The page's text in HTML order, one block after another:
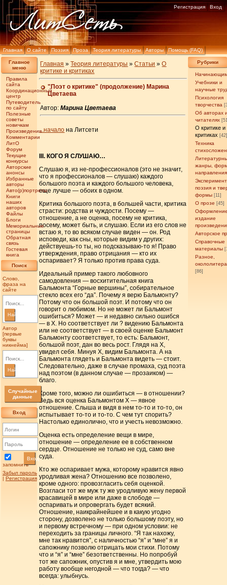
Главная О сайте Поэзия Проза Теория литературы Авторы Помощь (FAQ)
Регистрация Вход
Главное
меню
Правила
сайта
Координационный
центр
Путеводитель
по сайту
Полезные
советы
новичкам
Произведения
Комментарии
ЛитО
Форум
Текущие
конкурсы
Авторские
анонсы
Избранные
авторы
Авто(р)портреты
Книги
наших
авторов
Файлы
Блоги
Мемориальные
страницы
Обратная
связь
Гостевая
книга
Поиск
Слово,
фраза на
сайте
Найти
Автор
[первые
буквы
никнейма]
Найти
Случайные
данные
Вход
запомнить
Вход
Забыл пароль
| Регистрация
Рубрики
Учебники и
научные
Психология
творчества
Об авторах
читателях
О критике и
критиках
Техника
жанры,
направления
поэзия и
формы [11]
О прозе [45]
издание
Авторское
Справочные
материалы
Разное,
[86]
Главная »Теория литературы »Статьи »О
критике и критиках
"Поэт о критике" (продолжение) Маринa
Цветаевa
Автор:Маринa Цветаевa
...начало на Литсети
III. КОГО Я СЛУШАЮ…
Слушаю я, из не-профессионалов (это не значит,
что я профессионалов — слушаю) каждого
большого поэта и каждого большого человека,
еще лучше — обоих в одном.
Критика большого поэта, в большей части, критика
страсти: родства и чуждости. Посему —
отношение, а не оценка, посему не критика,
посему, может быть, и слушаю. Если из его слов не
встаю я, то во всяком случае виден — он. Род
исповеди, как сны, которые видим у других:
действуешь-то ты, но подсказываю-то я! Право
утверждения, право отрицания — кто их
оспаривает? Я только против права суда.
Идеальный пример такого любовного
самодовления — восхитительная книга
Бальмонта “Горные вершины”, собирательное
стекло всех его “да”. Почему я верю Бальмонту?
Потому что он большой поэт. И потому что он
говорит о любимом. Но не может ли Бальмонт
ошибиться? Может — и недавно сильно ошибся
— в X. Но соответствует ли ? видению Бальмонта
или не соответствует — в своей оценке Бальмонт
Бальмонту соответствует, то есть: Бальмонт,
большой поэт, дан во весь рост. Глядя на X,
увидел себя. Минуя X, видим Бальмонта. А на
Бальмонта глядеть и Бальмонта видеть — стоит.
Следовательно, даже в случае промаха, суд поэта
над поэтом (в данном случае — прозаиком) —
благо.
Кроме того, можно ли ошибиться — в отношении?
Ведь вся оценка Бальмонтом X — явное
отношение. Слыша и видя в нем то-то и то-то, он
испытывает то-то и то-то. С чем тут спорить?
Настолько единолично, что и учесть невозможно.
Оценка есть определение вещи в мире,
отношение — определение ее в собственном
сердце. Отношение не только не суд, само вне
суда.
Кто же оспаривает мужа, которому нравится явно
уродливая жена? Отношению все позволено,
кроме одного: провозгласить себя оценкой.
Возгласи тот же муж ту же уродливую жену первой
красавицей в мире или даже в слободе —
оспаривать и опровергать будет всякий.
Отношение, наикрайнейшее и в какую угодно
сторону, дозволено не только большому поэту, но
и первому встречному — при одном условии: не
переходить за границы личного. “Я так нахожу,
мне так нравится”, с наличностью “я” и “мне” я и
сапожнику позволю отрицать мои стихи. Потому
что и “я” и “мне” безответственны. Но попробуй
тот же сапожник, опустив я и мне, утвердить мою
работу вообще негодной — что тогда? — что
всегда: улыбнусь.